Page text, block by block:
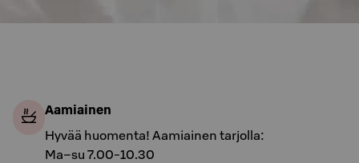
Aamiainen
Hyvää huomenta! Aamiainen tarjolla:
Ma–su 7.00-10.30